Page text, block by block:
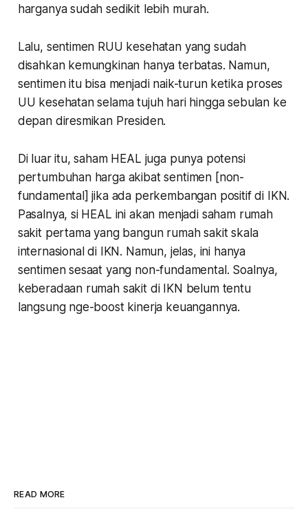
harganya sudah sedikit lebih murah.
Lalu, sentimen RUU kesehatan yang sudah
disahkan kemungkinan hanya terbatas. Namun,
sentimen itu bisa menjadi naik-turun ketika proses
UU kesehatan selama tujuh hari hingga sebulan ke
depan diresmikan Presiden.
Di luar itu, saham HEAL juga punya potensi
pertumbuhan harga akibat sentimen [non-
fundamental] jika ada perkembangan positif di IKN.
Pasalnya, si HEAL ini akan menjadi saham rumah
sakit pertama yang bangun rumah sakit skala
internasional di IKN. Namun, jelas, ini hanya
sentimen sesaat yang non-fundamental. Soalnya,
keberadaan rumah sakit di IKN belum tentu
langsung nge-boost kinerja keuangannya.
READ MORE